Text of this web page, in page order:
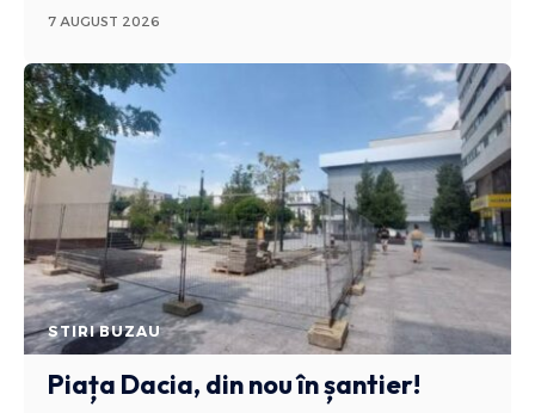
7 AUGUST 2026
STIRI BUZAU
Piața Dacia, din nou în șantier!